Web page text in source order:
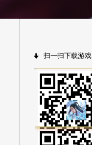
扫一扫下载游戏